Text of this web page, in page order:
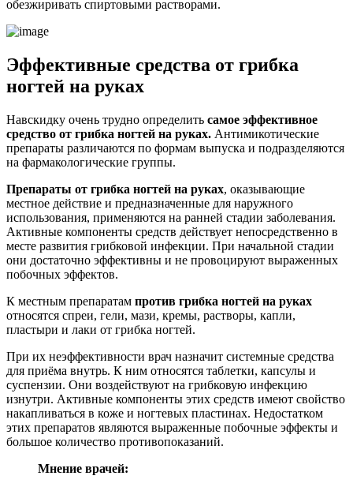
обезжиривать спиртовыми растворами.
Эффективные средства от грибка
ногтей на руках
Навскидку очень трудно определить самое эффективное
средство от грибка ногтей на руках. Антимикотические
препараты различаются по формам выпуска и подразделяются
на фармакологические группы.
Препараты от грибка ногтей на руках, оказывающие
местное действие и предназначенные для наружного
использования, применяются на ранней стадии заболевания.
Активные компоненты средств действует непосредственно в
месте развития грибковой инфекции. При начальной стадии
они достаточно эффективны и не провоцируют выраженных
побочных эффектов.
К местным препаратам против грибка ногтей на руках
относятся спреи, гели, мази, кремы, растворы, капли,
пластыри и лаки от грибка ногтей.
При их неэффективности врач назначит системные средства
для приёма внутрь. К ним относятся таблетки, капсулы и
суспензии. Они воздействуют на грибковую инфекцию
изнутри. Активные компоненты этих средств имеют свойство
накапливаться в коже и ногтевых пластинах. Недостатком
этих препаратов являются выраженные побочные эффекты и
большое количество противопоказаний.
Мнение врачей: